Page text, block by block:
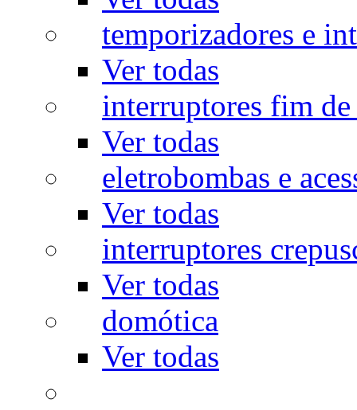
temporizadores e
Ver todas
interruptores fim de
Ver todas
eletrobombas e
Ver todas
interruptores
Ver todas
domótica
Ver todas